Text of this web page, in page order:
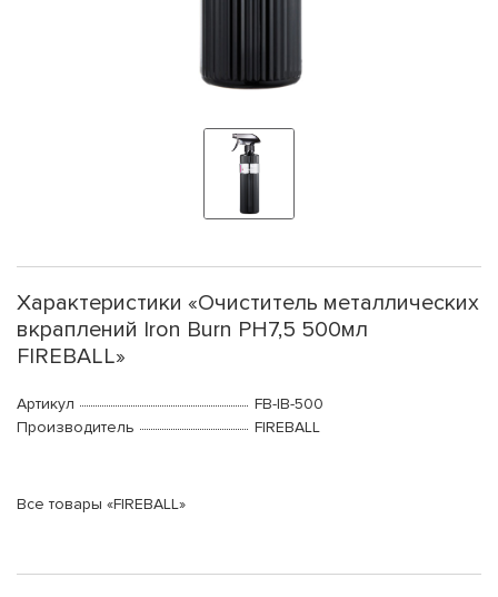
Характеристики «Очиститель металлических
вкраплений Iron Burn PH7,5 500мл
FIREBALL»
Артикул
FB-IB-500
Производитель
FIREBALL
Все товары «FIREBALL»